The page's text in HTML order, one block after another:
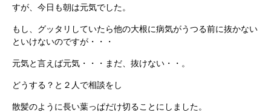
すが、今日も朝は元気でした。
もし、グッタリしていたら他の大根に病気がうつる前に抜かない
といけないのですが・・・
元気と言えば元気・・・まだ、抜けない・・。
どうする？と２人で相談をし
散髪のように長い葉っぱだけ切ることにしました。